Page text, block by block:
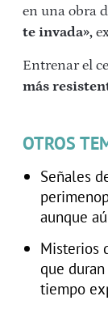
en una obra
te invada»,
Entrenar el
más
OTROS
Señales
aunque
Misterios
que
tiempo